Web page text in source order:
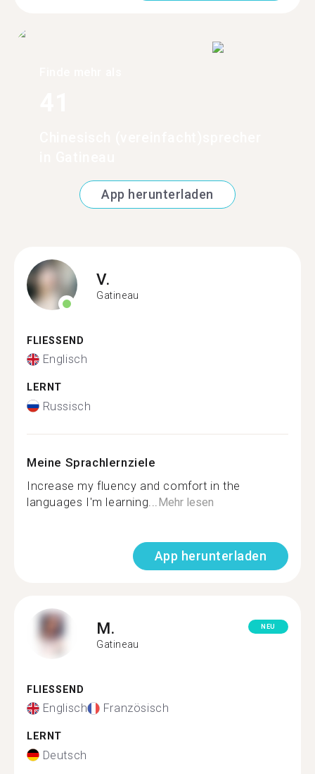
App herunterladen
V.
Gatineau
FLIESSEND
Englisch
LERNT
Russisch
Meine Sprachlernziele
Increase my fluency and comfort in the
languages I'm learning... Mehr lesen
App herunterladen
M.
Gatineau
NEU
FLIESSEND
Englisch Französisch
LERNT
Deutsch